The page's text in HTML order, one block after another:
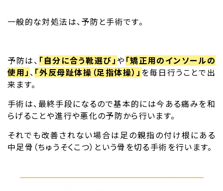
一般的な対処法は、予防と手術です。
予防は、 「自分に合う靴選び」や「矯正用のインソールの
使用」 、 「外反母趾体操（足指体操）」 を毎日行うことで出
来ます。
手術は、最終手段になるので基本的には今ある痛みを和
らげることや進行や悪化の予防から行います。
それでも改善されない場合は足の親指の付け根にある
中足骨（ちゅうそくこつ）という骨を切る手術を行います。